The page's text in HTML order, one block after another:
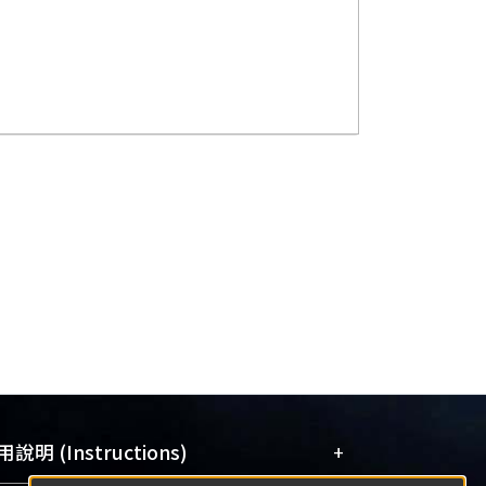
說明 (Instructions) +